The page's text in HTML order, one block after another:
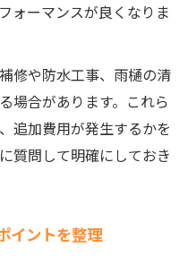
ォーマンスが良くなりま
修や防水工事、雨樋の清
場合があります。これら
追加費用が発生するかを
質問して明確にしておき
イントを整理